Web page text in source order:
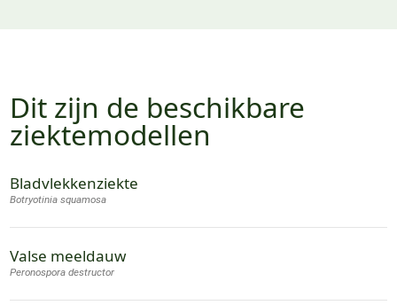
Dit zijn de beschikbare
ziektemodellen
Bladvlekkenziekte
Botryotinia squamosa
Valse meeldauw
Peronospora destructor